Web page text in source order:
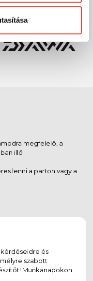
megfelelő, a
illő
lenni a parton vagy a
és
szabott
Munkanapokon